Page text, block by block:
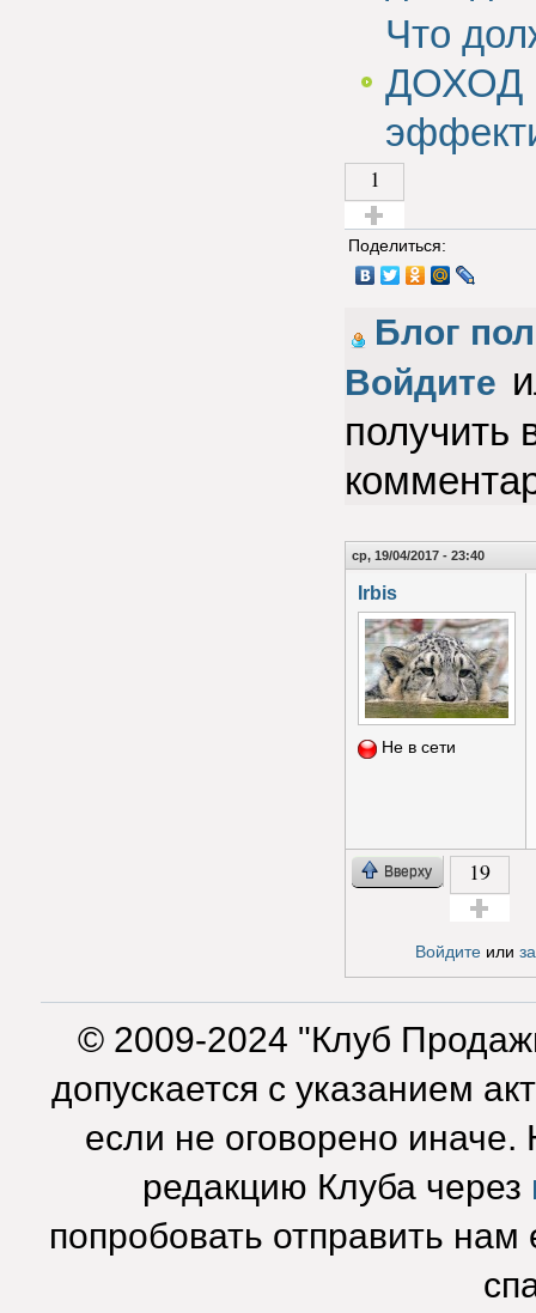
Что
ДОХОД
1
Голос за!
Поделиться:
Блог
Войдите
получить
ср, 19/04/2017 - 23:40
Irbis
Не в сети
Вверху 19
Войдитеили
© 2009-2024 "Клуб
допускается с указанием
если не оговорено
редакцию Клуба через
попробовать отправить нам